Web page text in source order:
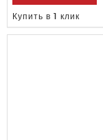
Купить в 1 клик